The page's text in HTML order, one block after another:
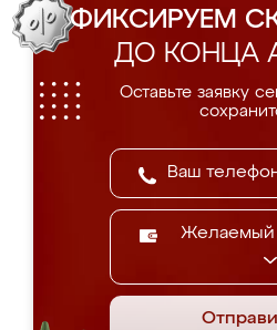
ФИКСИРУЕМ
ДО КОНЦА
Оставьте заявку